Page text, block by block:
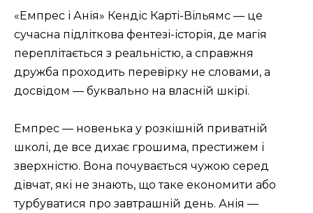
«Емпрес і Анія» Кендіс Карті-Вільямс — це
сучасна підліткова фентезі-історія, де магія
переплітається з реальністю, а справжня
дружба проходить перевірку не словами, а
досвідом — буквально на власній шкірі.
Емпрес — новенька у розкішній приватній
школі, де все дихає грошима, престижем і
зверхністю. Вона почувається чужою серед
дівчат, які не знають, що таке економити або
турбуватися про завтрашній день. Анія —